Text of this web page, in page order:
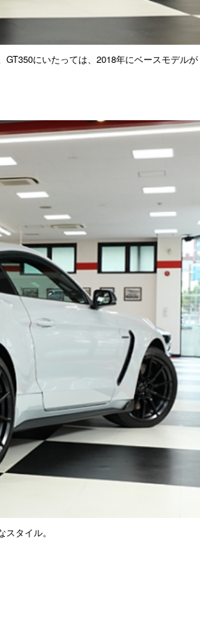
にいたっては、2018年にベースモデルが
タイル。